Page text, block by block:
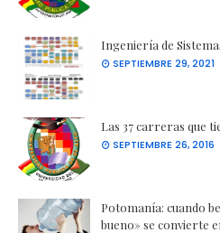
Ingeniería de
SEPTIEMBRE 29, 2021
Las 37 carreras que
SEPTIEMBRE 26, 2016
Potomanía: cuando
bueno» se convierte